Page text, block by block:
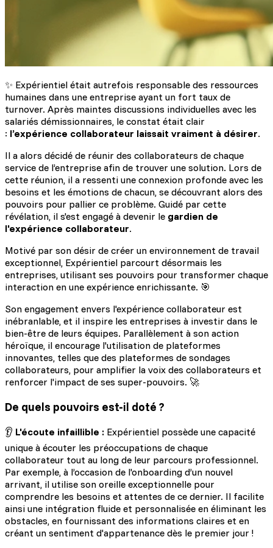
✨ Expérientiel était autrefois responsable des ressources
humaines dans une entreprise ayant un fort taux de
turnover. Après maintes discussions individuelles avec les
salariés démissionnaires, le constat était clair
: l’expérience collaborateur laissait vraiment à désirer.
Il a alors décidé de réunir des collaborateurs de chaque
service de l’entreprise afin de trouver une solution. Lors de
cette réunion, il a ressenti une connexion profonde avec les
besoins et les émotions de chacun, se découvrant alors des
pouvoirs pour pallier ce problème. Guidé par cette
révélation, il s'est engagé à devenir le gardien de
l'expérience collaborateur.
Motivé par son désir de créer un environnement de travail
exceptionnel, Expérientiel parcourt désormais les
entreprises, utilisant ses pouvoirs pour transformer chaque
interaction en une expérience enrichissante. 🎯
Son engagement envers l'expérience collaborateur est
inébranlable, et il inspire les entreprises à investir dans le
bien-être de leurs équipes. Parallèlement à son action
héroïque, il encourage l'utilisation de plateformes
innovantes, telles que des plateformes de sondages
collaborateurs, pour amplifier la voix des collaborateurs et
renforcer l'impact de ses super-pouvoirs. 🚀
De quels pouvoirs est-il doté ?
👂 L'écoute infaillible : Expérientiel possède une capacité
unique à écouter les préoccupations de chaque
collaborateur tout au long de leur parcours professionnel.
Par exemple, à l’occasion de l'onboarding d’un nouvel
arrivant, il utilise son oreille exceptionnelle pour
comprendre les besoins et attentes de ce dernier. Il facilite
ainsi une intégration fluide et personnalisée en éliminant les
obstacles, en fournissant des informations claires et en
créant un sentiment d'appartenance dès le premier jour !